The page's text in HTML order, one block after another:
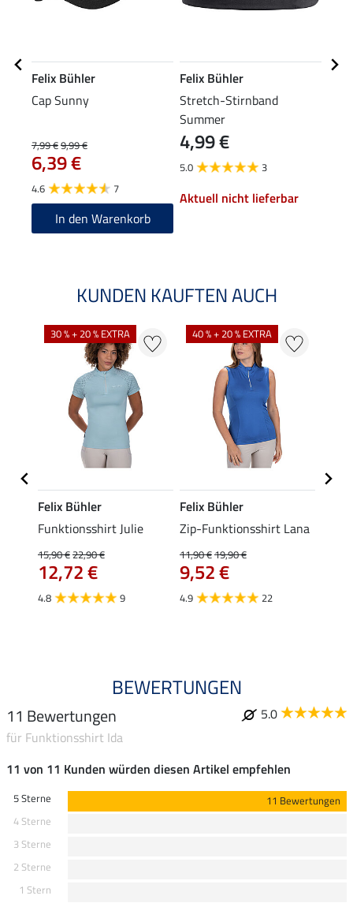
Felix Bühler
Cap Sunny
7,99 €9,99 €
6,39 €
4.6 7
In den Warenkorb
Felix Bühler
Stretch-Stirnband
Summer
4,99 €
5.0 3
Aktuell nicht lieferbar
KUNDEN KAUFTEN AUCH
30 % + 20 % EXTRA
Felix Bühler
Funktionsshirt Julie
15,90 €22,90 €
12,72 €
4.8 9
40 % + 20 % EXTRA
Felix Bühler
Zip-Funktionsshirt Lana
11,90 €19,90 €
9,52 €
4.9 22
BEWERTUNGEN
11 Bewertungen
5.0
für Funktionsshirt Ida
11 von 11 Kunden würden diesen Artikel empfehlen
5 Sterne
11 Bewertungen
4 Sterne
3 Sterne
2 Sterne
1 Stern